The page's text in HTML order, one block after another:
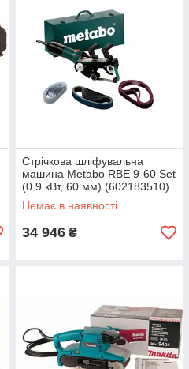
Стрічкова шліфувальна
машина Metabo RBE 9-60 Set
(0.9 кВт, 60 мм) (602183510)
Немає в наявності
34 946 ₴